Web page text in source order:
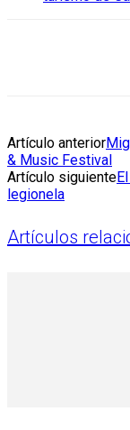
Artículo anterior
& Music Festival
Artículo siguiente
legionela
Artículos